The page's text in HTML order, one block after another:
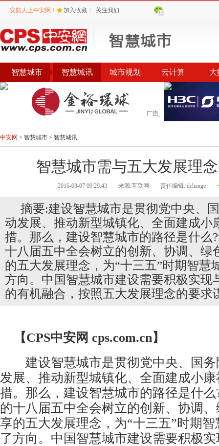
安防人上中安网！ 加入收藏 关注我们
智慧城市 智慧城讯 城市规划 云计算 大
中安网 > 智慧城市 > 智慧城讯
智慧城市需与五大发展理
2016-03-07 09:29:43 来源:互联网 责任编辑: dchange
摘要:建设智慧城市是贯彻党中央、
动发展、推动新型城镇化、全面建成小
措。那么，建设智慧城市的路径是什么
十八届五中全会树立的创新、协调、绿
的五大发展理念，为“十三五”时期智慧
方向。中国智慧城市建设需要积极实现
的有机融合，按照五大发展理念的要求
【CPS中安网 cps.com.cn】
建设智慧城市是贯彻党中央、国务
发展、推动新型城镇化、全面建成小
措。那么，建设智慧城市的路径是什
的十八届五中全会树立的创新、协调
享的五大发展理念，为“十三五”时期
了方向。中国智慧城市建设需要积极